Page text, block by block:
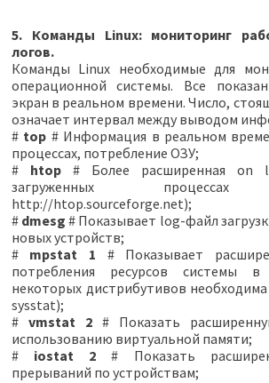
5. Команды Linux: мониторинг
логов.
Команды Linux необходимые для
операционной системы. Все
экран в реальном времени. Число,
означает интервал между выводом
#top # Информация в реальном
процессах, потребление ОЗУ;
# htop# Более расширенная on
загруженных процессах
http://htop.sourceforge.net);
# dmesg # Показывает log-файл
новых устройств;
# mpstat 1 # Показывает
потребления ресурсов системы
некоторых дистрибутивов
sysstat);
# vmstat 2# Показать
использованию виртуальной памяти;
# iostat 2 # Показать
прерываний по устройствам;